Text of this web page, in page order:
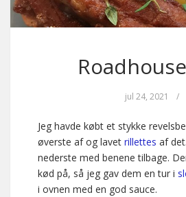
jul 24, 2021 /
Jeg havde købt et stykke
øverste af og lavet rillettes af
nederste med benene tilbage.
kød på, så jeg gav dem en tur i
i ovnen med en god sauce.